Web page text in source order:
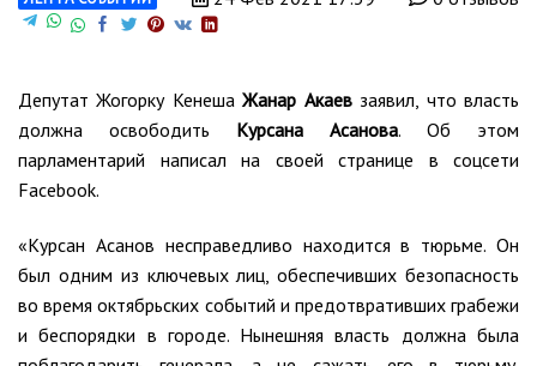
Депутат Жогорку КенешаЖанар Акаевзаявил, что власть
должна освободить Курсана Асанова. Об этом
парламентарий написал на своей странице в соцсети
Facebook.
«Курсан Асанов несправедливо находится в тюрьме. Он
был одним из ключевых лиц, обеспечивших безопасность
во время октябрьских событий и предотвративших грабежи
и беспорядки в городе. Нынешняя власть должна была